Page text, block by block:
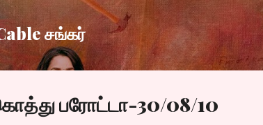
Skip to
சங்கர்
பரோட்டா-30/08/10